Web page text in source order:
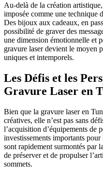
Au-delà de la création
imposée comme une technique
Des bijoux aux cadeaux, en
possibilité de graver des
une dimension émotionnelle et
gravure laser devient le moyen
uniques et intemporels.
Les Défis et les
Gravure Laser en
Bien que la gravure laser en
créatives, elle n’est pas sans
l’acquisition d’équipements de
investissements importants
sont rapidement surmontés par
de préserver et de propulser
sommets.